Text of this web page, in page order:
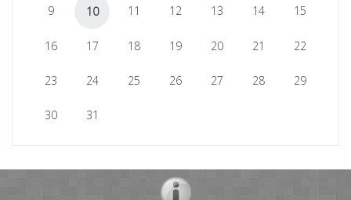
9 10 11 12 13 14 15
16 17 18 19 20 21 22
23 24 25 26 27 28 29
30 31